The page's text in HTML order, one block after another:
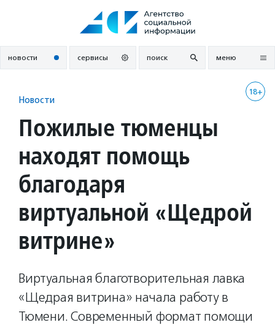
новости сервисы поиск меню
18+
Новости
Пожилые тюменцы
находят помощь
благодаря
виртуальной «Щедрой
витрине»
Виртуальная благотворительная лавка
«Щедрая витрина» начала работу в
Тюмени. Современный формат помощи